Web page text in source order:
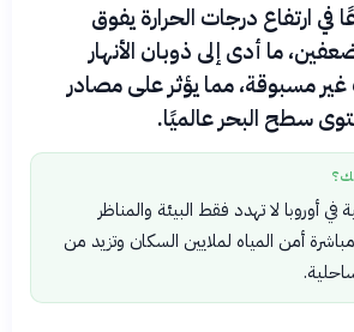
في ارتفاع درجات الحرارة يفوق
ما أدى إلى ذوبان الأنهار
مسبوقة، مما يؤثر على مصادر
سطح البحر عالميًا.
في أوروبا لا تهدد فقط البيئة والمناظر
أمن المياه لملايين السكان وتزيد من